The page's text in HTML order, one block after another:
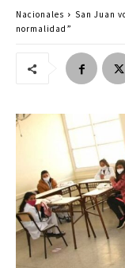
Nacionales
San Juan
normalidad”